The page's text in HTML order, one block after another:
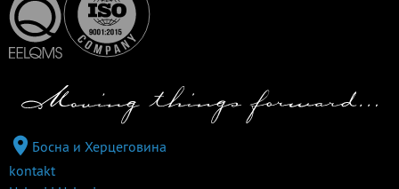
Босна и Херцеговина
kontakt